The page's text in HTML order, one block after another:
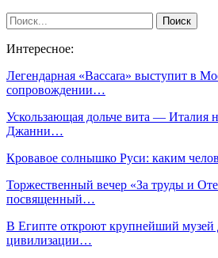
Интересное:
Легендарная «Baccara» выступит в
сопровождении…
Ускользающая дольче вита — Италия
Джанни…
Кровавое солнышко Руси: каким
Торжественный вечер «За труды и
посвященный…
В Египте откроют крупнейший музей
цивилизации…